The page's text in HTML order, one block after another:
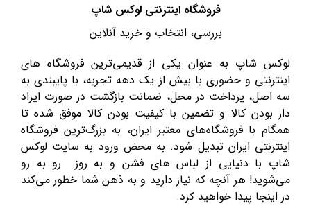
فروشگاه اینترنتی لوکس شاپ
بررسی، انتخاب و خرید آنلاین
لوکس شاپ به عنوان یکی از قدیمی‌ترین فروشگاه های
اینترنتی و حضوری با بیش از یک دهه تجربه، با پایبندی به
سه اصل، پرداخت در محل، ضمانت بازگشت در صورت ایراد
دار بودن کالا و تضمین با کیفیت بودن کالا موفق شده تا
همگام با فروشگاه‌های معتبر ایران، به بزرگ‌ترین فروشگاه
اینترنتی ایران تبدیل شود. به محض ورود به سایت لوکس
شاپ با دنیایی از لباس های فشن و به روز رو به رو
می‌شوید! هر آنچه که نیاز دارید و به ذهن شما خطور می‌کند
در اینجا پیدا خواهید کرد.